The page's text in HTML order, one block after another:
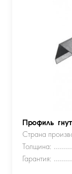
Профиль
Страна
Толщина:
Гарантия: